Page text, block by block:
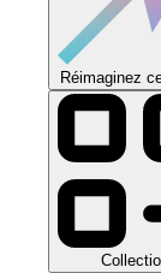
Réimaginez